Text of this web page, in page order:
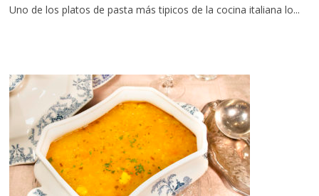
Uno de los platos de pasta más tipicos de la cocina italiana lo...